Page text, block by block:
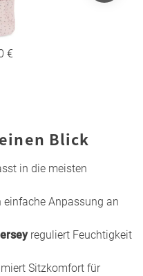
€
Blick
in die meisten
einfache Anpassung an
reguliert Feuchtigkeit
Sitzkomfort für